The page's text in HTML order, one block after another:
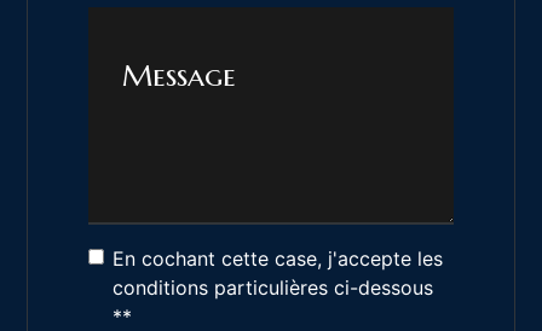
En cochant cette case, j'accepte les
conditions particulières ci-dessous
**